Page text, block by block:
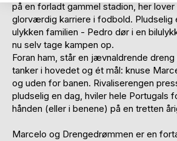
på en forladt gammel stadion, her lover
glorværdig karriere i fodbold. Pludselig
ulykken familien - Pedro dør i en
nu selv tage kampen op.
Foran ham, står en jævnaldrende
tanker i hovedet og ét mål: knuse
og uden for banen. Rivaliserengen
pludselig en dag, hviler hele Portugals
hånden (eller i benene) på en tretten
Marcelo og Drengedrømmen er en